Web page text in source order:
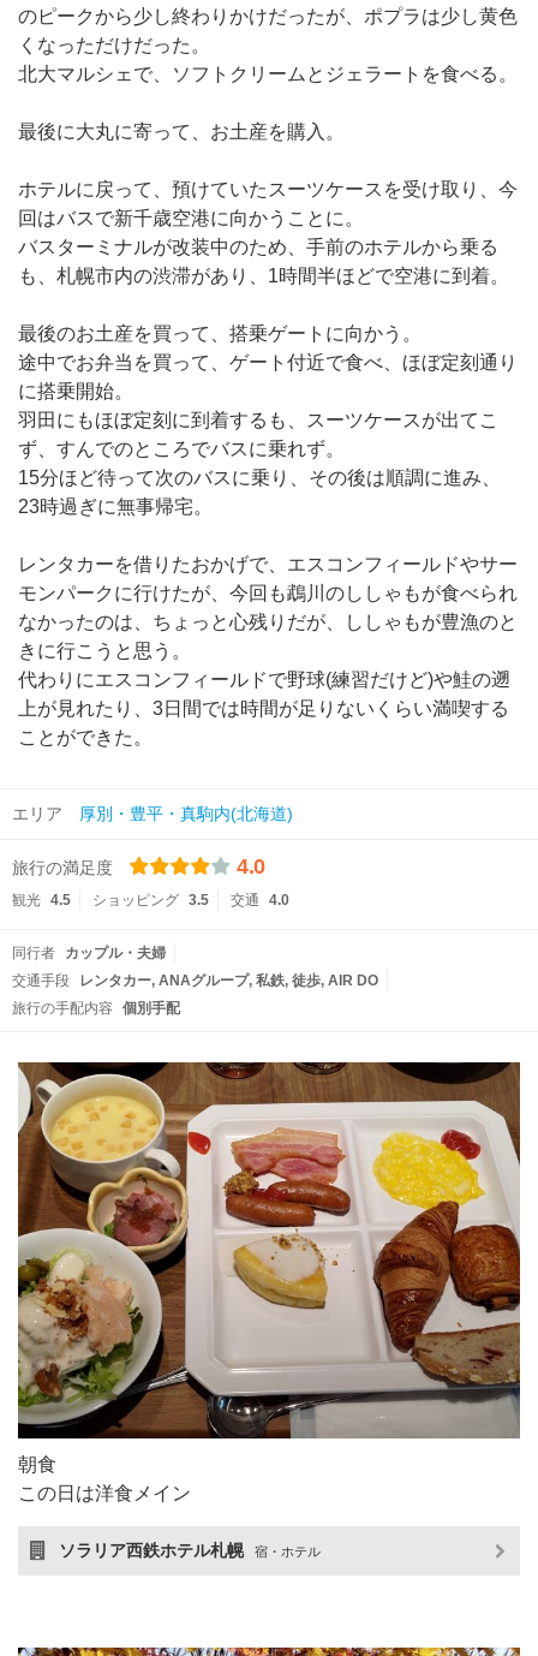
のピークから少し終わりかけだったが、ポプラは少し黄色
くなっただけだった。
北大マルシェで、ソフトクリームとジェラートを食べる。
最後に大丸に寄って、お土産を購入。
ホテルに戻って、預けていたスーツケースを受け取り、今
回はバスで新千歳空港に向かうことに。
バスターミナルが改装中のため、手前のホテルから乗る
も、札幌市内の渋滞があり、1時間半ほどで空港に到着。
最後のお土産を買って、搭乗ゲートに向かう。
途中でお弁当を買って、ゲート付近で食べ、ほぼ定刻通り
に搭乗開始。
羽田にもほぼ定刻に到着するも、スーツケースが出てこ
ず、すんでのところでバスに乗れず。
15分ほど待って次のバスに乗り、その後は順調に進み、
23時過ぎに無事帰宅。
レンタカーを借りたおかげで、エスコンフィールドやサー
モンパークに行けたが、今回も鵡川のししゃもが食べられ
なかったのは、ちょっと心残りだが、ししゃもが豊漁のと
きに行こうと思う。
代わりにエスコンフィールドで野球(練習だけど)や鮭の遡
上が見れたり、3日間では時間が足りないくらい満喫する
ことができた。
エリア 厚別・豊平・真駒内(北海道)
旅行の満足度 4.0
観光 4.5 ショッピング 3.5 交通 4.0
同行者
カップル・夫婦
交通手段
レンタカー ANAグループ 私鉄 徒歩 AIR DO
旅行の手配内容
個別手配
朝食
この日は洋食メイン
ソラリア西鉄ホテル札幌 宿・ホテル